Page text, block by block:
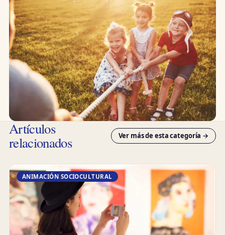
Artículos
relacionados Ver más de esta categoría →
ANIMACIÓN SOCIOCULTURAL